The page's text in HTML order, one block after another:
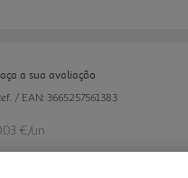
a sua avaliação
/ EAN: 3665257561383
€/un